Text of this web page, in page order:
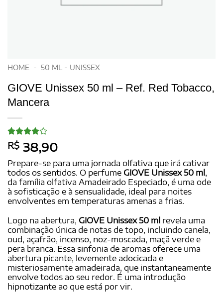
HOME - 50 ML - UNISSEX
GIOVE Unissex 50 ml – Ref. Red Tobacco,
Mancera
Avaliado
como4
de 5,
com
baseado
em
2
avaliações
de
clientes
R$ 38,90
Prepare-se para uma jornada olfativa que irá cativar
todos os sentidos. O perfume GIOVE Unissex 50 ml,
da família olfativa Amadeirado Especiado, é uma ode
à sofisticação e à sensualidade, ideal para noites
envolventes em temperaturas amenas a frias.
Logo na abertura, GIOVE Unissex 50 ml revela uma
combinação única de notas de topo, incluindo canela,
oud, açafrão, incenso, noz-moscada, maçã verde e
pera branca. Essa sinfonia de aromas oferece uma
abertura picante, levemente adocicada e
misteriosamente amadeirada, que instantaneamente
envolve todos ao seu redor. É uma introdução
hipnotizante ao que está por vir.